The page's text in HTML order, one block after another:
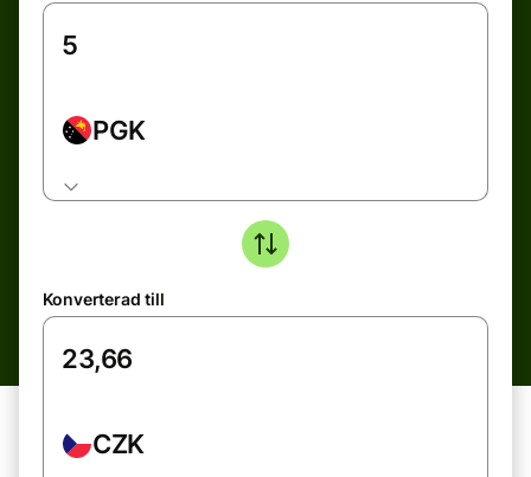
PGK
Konverterad till
CZK